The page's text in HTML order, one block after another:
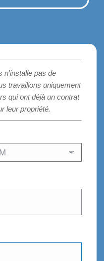
n'installe pas de
travaillons uniquement
qui ont déjà un contrat
leur propriété.